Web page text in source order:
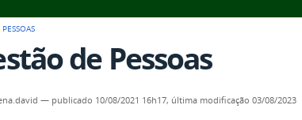
de Pessoas
— publicado 10/08/2021 16h17, última modificação 03/08/2023